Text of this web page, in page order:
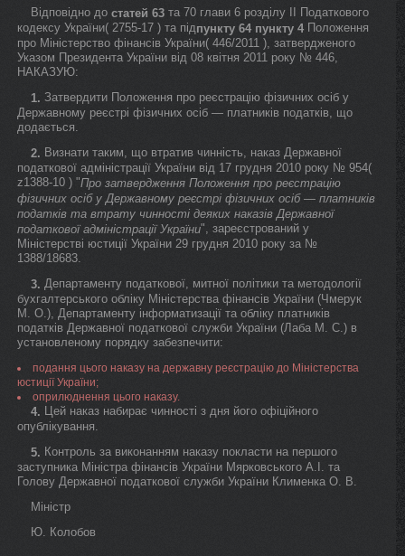
Відповідно до статей 63 та 70 глави 6 розділу II Податкового
кодексу України( 2755-17 ) та підпункту 64 пункту 4 Положення
про Міністерство фінансів України( 446/2011 ), затвердженого
Указом Президента України від 08 квітня 2011 року № 446,
НАКАЗУЮ:
1. Затвердити Положення про реєстрацію фізичних осіб у
Державному реєстрі фізичних осіб — платників податків, що
додається.
2. Визнати таким, що втратив чинність, наказ Державної
податкової адміністрації України від 17 грудня 2010 року № 954(
z1388-10 ) "Про затвердження Положення про реєстрацію
фізичних осіб у Державному реєстрі фізичних осіб — платників
податків та втрату чинності деяких наказів Державної
податкової адміністрації України", зареєстрований у
Міністерстві юстиції України 29 грудня 2010 року за №
1388/18683.
3. Департаменту податкової, митної політики та методології
бухгалтерського обліку Міністерства фінансів України (Чмерук
М. О.), Департаменту інформатизації та обліку платників
податків Державної податкової служби України (Лаба М. С.) в
установленому порядку забезпечити:
подання цього наказу на державну реєстрацію до Міністерства
юстиції України;
оприлюднення цього наказу.
4. Цей наказ набирає чинності з дня його офіційного
опублікування.
5. Контроль за виконанням наказу покласти на першого
заступника Міністра фінансів України Мярковського А.І. та
Голову Державної податкової служби України Клименка О. В.
Міністр
Ю. Колобов